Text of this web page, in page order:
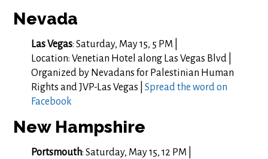
Nevada
Las Vegas: Saturday, May 15, 5 PM |
Location:Venetian Hotel along Las Vegas Blvd |
Organized by Nevadans for Palestinian Human
Rights and JVP-Las Vegas |Spread the word on
Facebook
New Hampshire
Portsmouth: Saturday, May 15, 12 PM |